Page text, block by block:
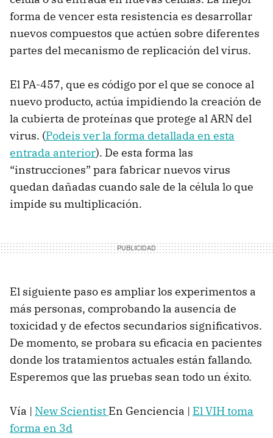
forma de vencer esta resistencia es desarrollar
nuevos compuestos que actúen sobre diferentes
partes del mecanismo de replicación del virus.
El PA-457, que es código por el que se conoce al
nuevo producto, actúa impidiendo la creación de
la cubierta de proteínas que protege al ARN del
virus. (Podeis ver la forma detallada en esta
entrada anterior). De esta forma las
“instrucciones” para fabricar nuevos virus
quedan dañadas cuando sale de la célula lo que
impide su multiplicación.
El siguiente paso es ampliar los experimentos a
más personas, comprobando la ausencia de
toxicidad y de efectos secundarios significativos.
De momento, se probara su eficacia en pacientes
donde los tratamientos actuales están fallando.
Esperemos que las pruebas sean todo un éxito.
Vía | New Scientist En Genciencia | El VIH toma
forma en 3d